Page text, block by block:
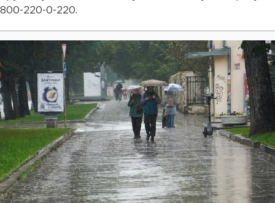
800-220-0-220.